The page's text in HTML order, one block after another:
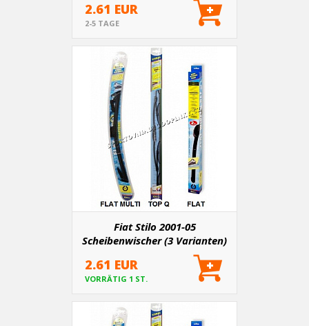
2.61 EUR
2-5 TAGE
Fiat Stilo 2001-05
Scheibenwischer (3 Varianten)
2.61 EUR
VORRÄTIG 1 ST.